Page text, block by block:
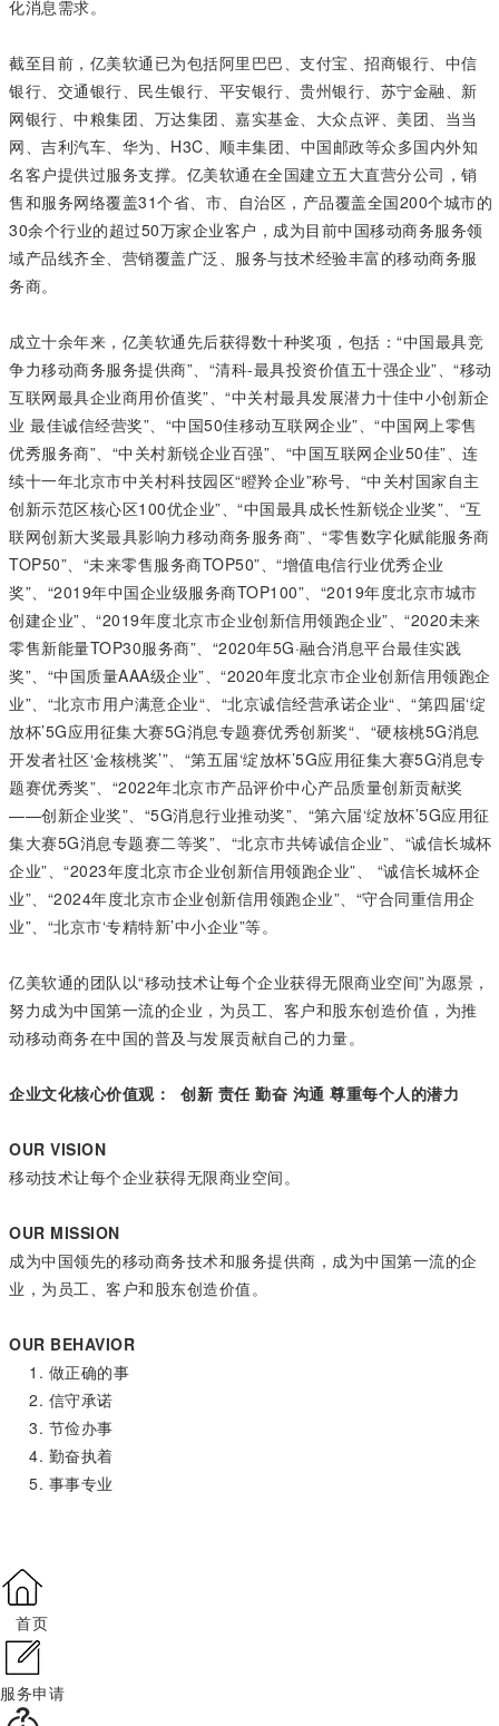
化消息需求。
截至目前，亿美软通已为包括阿里巴巴、支付宝、招商银行、中信
银行、交通银行、民生银行、平安银行、贵州银行、苏宁金融、新
网银行、中粮集团、万达集团、嘉实基金、大众点评、美团、当当
网、吉利汽车、华为、H3C、顺丰集团、中国邮政等众多国内外知
名客户提供过服务支撑。亿美软通在全国建立五大直营分公司，销
售和服务网络覆盖31个省、市、自治区，产品覆盖全国200个城市的
30余个行业的超过50万家企业客户，成为目前中国移动商务服务领
域产品线齐全、营销覆盖广泛、服务与技术经验丰富的移动商务服
务商。
成立十余年来，亿美软通先后获得数十种奖项，包括：“中国最具竞
争力移动商务服务提供商”、“清科-最具投资价值五十强企业”、“移动
互联网最具企业商用价值奖”、“中关村最具发展潜力十佳中小创新企
业 最佳诚信经营奖”、“中国50佳移动互联网企业”、“中国网上零售
优秀服务商”、“中关村新锐企业百强”、“中国互联网企业50佳”、连
续十一年北京市中关村科技园区“瞪羚企业”称号、“中关村国家自主
创新示范区核心区100优企业”、“中国最具成长性新锐企业奖”、“互
联网创新大奖最具影响力移动商务服务商”、“零售数字化赋能服务商
TOP50”、“未来零售服务商TOP50”、“增值电信行业优秀企业
奖”、“2019年中国企业级服务商TOP100”、“2019年度北京市城市
创建企业”、“2019年度北京市企业创新信用领跑企业”、“2020未来
零售新能量TOP30服务商”、“2020年5G·融合消息平台最佳实践
奖”、“中国质量AAA级企业”、“2020年度北京市企业创新信用领跑企
业”、“北京市用户满意企业“、“北京诚信经营承诺企业“、“第四届‘绽
放杯’5G应用征集大赛5G消息专题赛优秀创新奖“、“硬核桃5G消息
开发者社区‘金核桃奖’”、“第五届‘绽放杯’5G应用征集大赛5G消息专
题赛优秀奖”、“2022年北京市产品评价中心产品质量创新贡献奖
——创新企业奖”、“5G消息行业推动奖”、“第六届‘绽放杯’5G应用征
集大赛5G消息专题赛二等奖”、“北京市共铸诚信企业”、“诚信长城杯
企业”、“2023年度北京市企业创新信用领跑企业”、 “诚信长城杯企
业”、“2024年度北京市企业创新信用领跑企业”、“守合同重信用企
业”、“北京市‘专精特新’中小企业”等。
亿美软通的团队以“移动技术让每个企业获得无限商业空间”为愿景，
努力成为中国第一流的企业，为员工、客户和股东创造价值，为推
动移动商务在中国的普及与发展贡献自己的力量。
企业文化核心价值观： 创新 责任 勤奋 沟通 尊重每个人的潜力
OUR VISION
移动技术让每个企业获得无限商业空间。
OUR MISSION
成为中国领先的移动商务技术和服务提供商，成为中国第一流的企
业，为员工、客户和股东创造价值。
OUR BEHAVIOR
1. 做正确的事
2. 信守承诺
3. 节俭办事
4. 勤奋执着
5. 事事专业
首页
服务申请